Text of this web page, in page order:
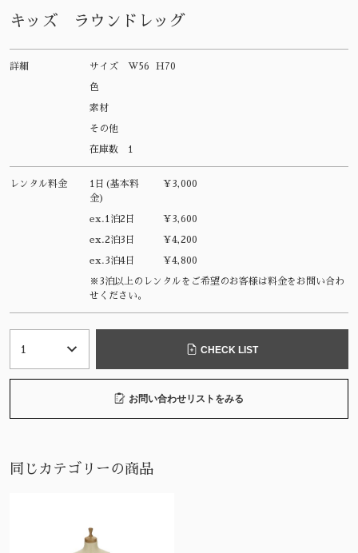
キッズ ラウンドレッグ
詳細 サイズ W56 H70
色
素材
その他
在庫数 1
レンタル料金
1日(基本料
金)
¥3,000
ex.1泊2日 ¥3,600
ex.2泊3日 ¥4,200
ex.3泊4日 ¥4,800
※3泊以上のレンタルをご希望のお客様は料金をお問い合わ
せください。
CHECK LIST
お問い合わせリストをみる
同じカテゴリーの商品